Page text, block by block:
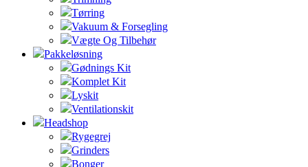
Tørring
Vakuum & Forsegling
Vægte Og Tilbehør
Pakkeløsning
Gødnings Kit
Komplet Kit
Lyskit
Ventilationskit
Headshop
Rygegrej
Grinders
Bonger